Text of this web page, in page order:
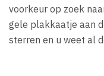
voorkeur op zoek
gele plakkaatje aan
sterren en u weet al